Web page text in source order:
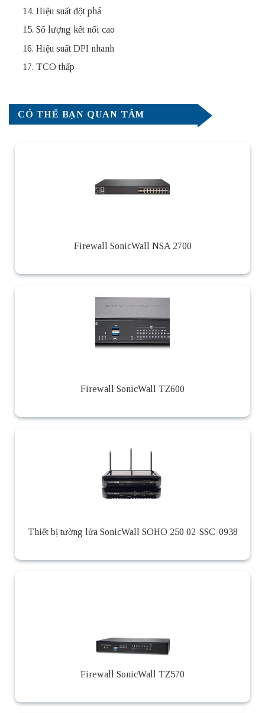
Hiệu suất đột phá
Số lượng kết nối cao
Hiệu suất DPI nhanh
TCO thấp
CÓ THỂ BẠN QUAN TÂM
Firewall SonicWall NSA 2700
Firewall SonicWall TZ600
Thiết bị tường lửa SonicWall SOHO 250 02-SSC-0938
Firewall SonicWall TZ570